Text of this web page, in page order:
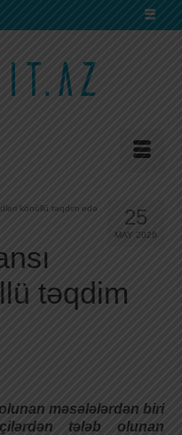
25
MAY 2026
könüllü təqdim edə
təqdim
məsələlərdən biri
tələb olunan